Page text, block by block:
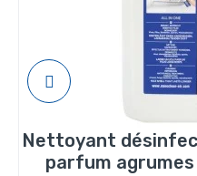
Nettoyant
parfum agrumes